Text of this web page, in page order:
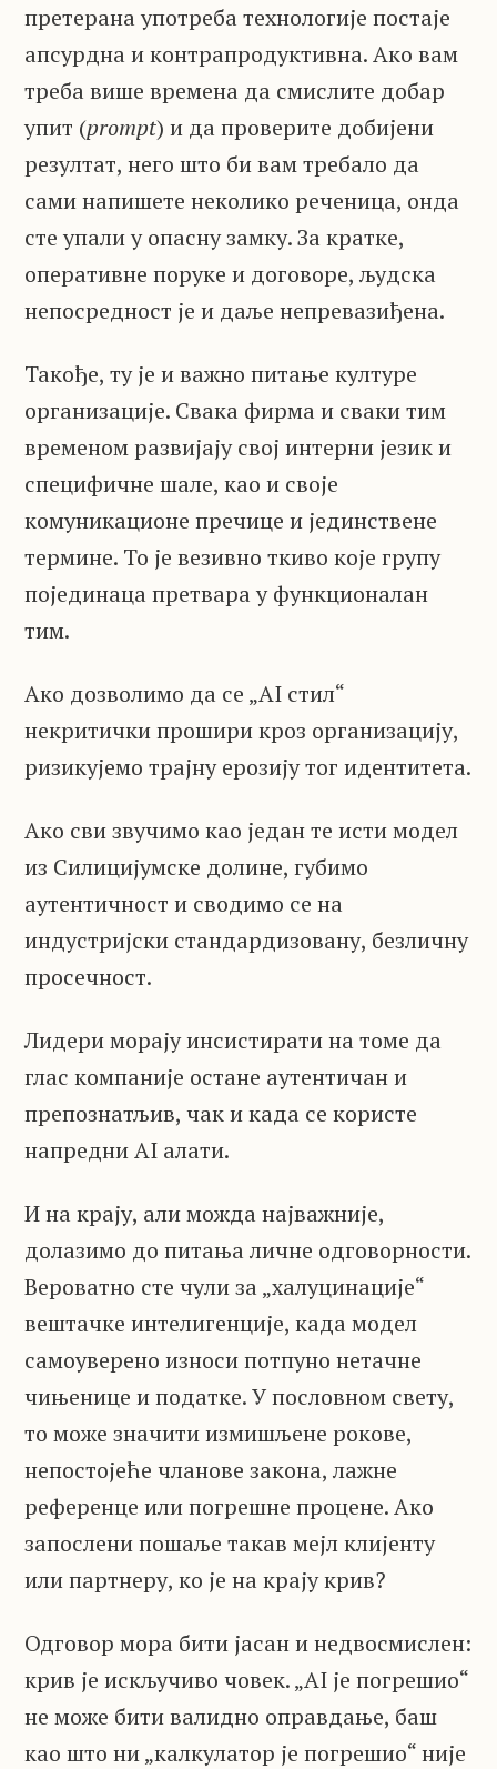
претерана употреба технологије постаје
апсурдна и контрапродуктивна. Ако вам
треба више времена да смислите добар
упит (prompt) и да проверите добијени
резултат, него што би вам требало да
сами напишете неколико реченица, онда
сте упали у опасну замку. За кратке,
оперативне поруке и договоре, људска
непосредност је и даље непревазиђена.
Такође, ту је и важно питање културе
организације. Свака фирма и сваки тим
временом развијају свој интерни језик и
специфичне шале, као и своје
комуникационе пречице и јединствене
термине. То је везивно ткиво које групу
појединаца претвара у функционалан
тим.
Ако дозволимо да се „AI стил“
некритички прошири кроз организацију,
ризикујемо трајну ерозију тог идентитета.
Ако сви звучимо као један те исти модел
из Силицијумске долине, губимо
аутентичност и сводимо се на
индустријски стандардизовану, безличну
просечност.
Лидери морају инсистирати на томе да
глас компаније остане аутентичан и
препознатљив, чак и када се користе
напредни AI алати.
И на крају, али можда најважније,
долазимо до питања личне одговорности.
Вероватно сте чули за „халуцинације“
вештачке интелигенције, када модел
самоуверено износи потпуно нетачне
чињенице и податке. У пословном свету,
то може значити измишљене рокове,
непостојеће чланове закона, лажне
референце или погрешне процене. Ако
запослени пошаље такав мејл клијенту
или партнеру, ко је на крају крив?
Одговор мора бити јасан и недвосмислен:
крив је искључиво човек. „AI је погрешио“
не може бити валидно оправдање, баш
као што ни „калкулатор је погрешио“ није